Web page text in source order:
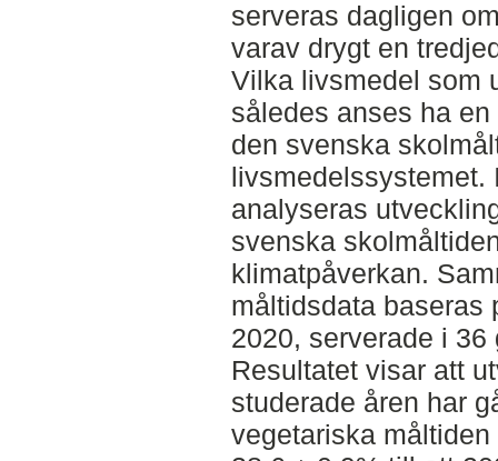
serveras dagligen
varav drygt en
Vilka livsmedel som
således anses ha
den svenska
livsmedelssystemet.
analyseras
svenska
klimatpåverkan.
måltidsdata baseras
2020, serverade i
Resultatet visar att
studerade åren har
vegetariska